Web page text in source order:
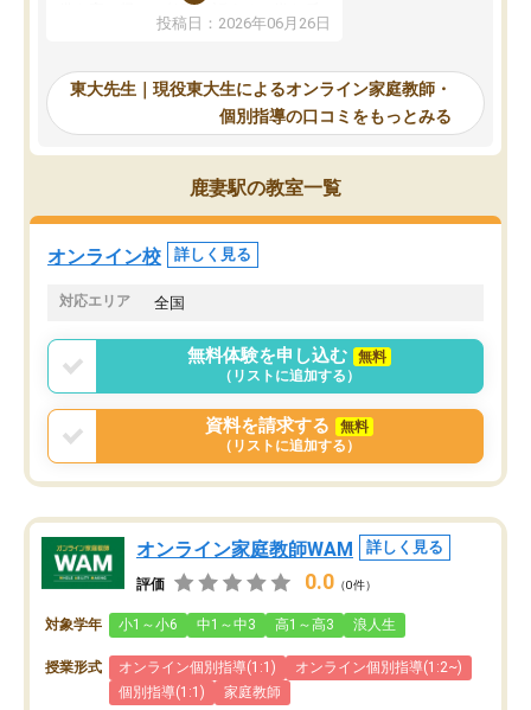
供も家に帰って勉強の話すると嫌な反
応を示します。東大先生にお願いして
れるので、親としても安心です。毎日
使える自習室とかもあり、わからない
ところがあれば先生が回答してくれる
のも重宝しています。
投稿日：2026年06月26日
自習室が毎日使えていつ
るのが心強かったよう
謝です。
東大先生｜現役東大生によるオンライン家庭教師・
個別指導の口コミをもっとみる
鹿妻駅の教室一覧
オンライン校 詳しく見る
対応エリア 全国
無料体験を申し込む
無料
（リストに追加する）
資料を請求する
無料
（リストに追加する）
オンライン家庭教師WAM 詳しく見る
評価 0.0 （0件）
対象学年 小1～小6 中1～中3 高1～高3 浪人生
授業形式 オンライン個別指導(1:1)
オンライン個別指導(1:2~)
個別指導(1:1)
家庭教師